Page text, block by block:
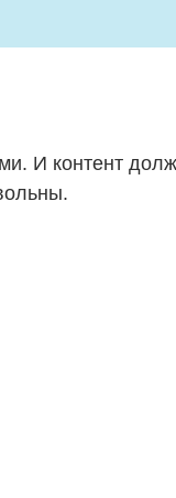
И контент